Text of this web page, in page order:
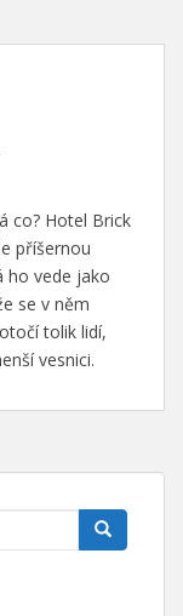
co? Hotel Brick
příšernou
ho vede jako
se v něm
tolik lidí,
vesnici.